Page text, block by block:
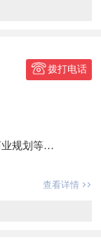
拨打电话
规划等
控等工作
查看详情